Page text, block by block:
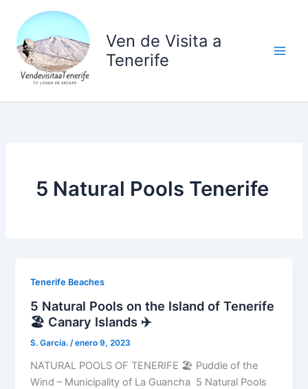
contenido
Ven de Visita a
Tenerife
5 Natural Pools Tenerife
Tenerife Beaches
5 Natural Pools on the Island of Tenerife
🏖️ Canary Islands ✈️
S. García. /enero 9, 2023
NATURAL POOLS OF TENERIFE 🏖️ Puddle of the
Wind – Municipality of La Guancha 5 Natural Pools